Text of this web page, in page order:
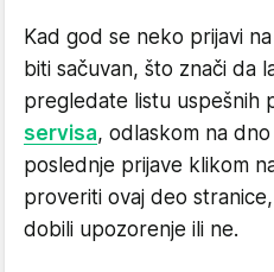
Kad god se neko prijavi
biti sačuvan, što znači da
pregledate listu uspešnih
servisa, odlaskom na
poslednje prijave klikom
proveriti ovaj deo
dobili upozorenje ili ne.